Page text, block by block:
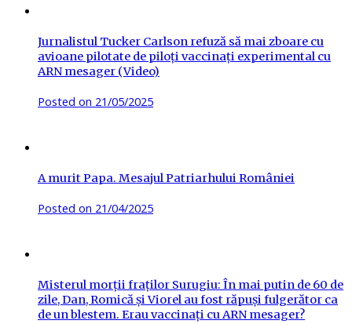
Jurnalistul Tucker Carlson refuză să mai zboare cu
avioane pilotate de piloți vaccinați experimental cu
ARN mesager (Video)
Posted on 21/05/2025
A murit Papa. Mesajul Patriarhului României
Posted on 21/04/2025
Misterul morții fraților Surugiu: În mai putin de 60 de
zile, Dan, Romică și Viorel au fost răpuși fulgerător ca
de un blestem. Erau vaccinați cu ARN mesager?